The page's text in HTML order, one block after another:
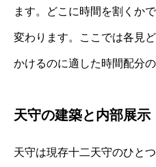
ます。どこに時間を割くか
変わります。ここでは各見
かけるのに適した時間配分
天守の建築と内部展示
天守は現存十二天守のひと